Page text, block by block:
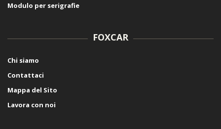
Modulo per serigrafie
FOXCAR
Chi siamo
Contattaci
Mappa del Sito
Lavora con noi